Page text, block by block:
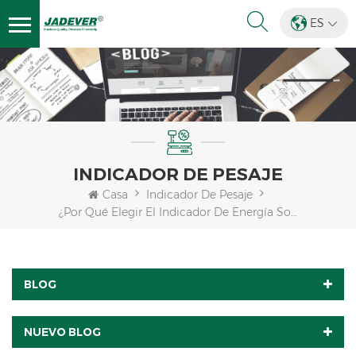
ES
INDICADOR DE PESAJE
Casa
Indicador De Pesaje
¿Por Qué Elegir El Indicador De Energía Solar JWI-700S?
BLOG
NUEVO BLOG